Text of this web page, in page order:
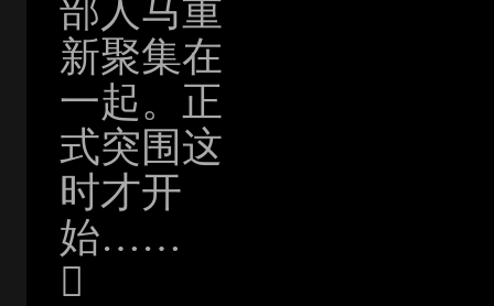
部人马重
新聚集在
一起。正
式突围这
时才开
始……
